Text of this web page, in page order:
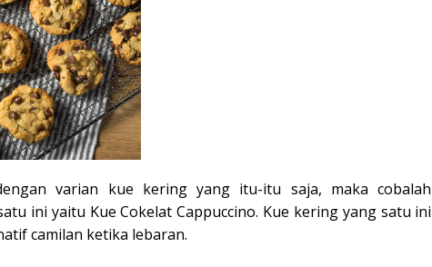
varian kue kering yang itu-itu saja, maka cobalah
ini yaitu Kue Cokelat Cappuccino. Kue kering yang satu ini
camilan ketika lebaran.